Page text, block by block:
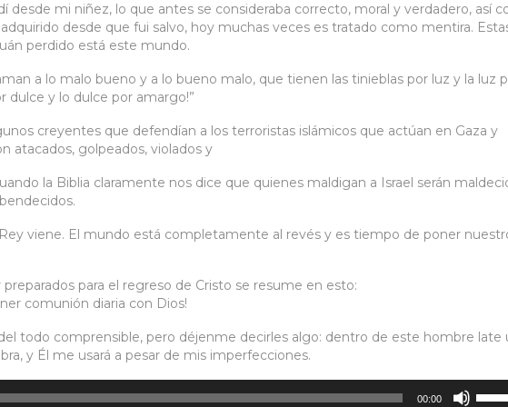
desde mi niñez, lo que antes se consideraba correcto, moral y verdadero, así
desde que fui salvo, hoy muchas veces es tratado como mentira.
perdido está este mundo.
a lo malo bueno y a lo bueno malo, que tienen las tinieblas por luz y la luz
dulce y lo dulce por amargo!”
creyentes que defendían a los terroristas islámicos que actúan en Gaza y
atacados, golpeados, violados y
la Biblia claramente nos dice que quienes maldigan a Israel serán
viene. El mundo está completamente al revés y es tiempo de poner
para el regreso de Cristo se resume en esto:
comunión diaria con Dios!
todo comprensible, pero déjenme decirles algo: dentro de este hombre late
y Él me usará a pesar de mis imperfecciones.
00:00